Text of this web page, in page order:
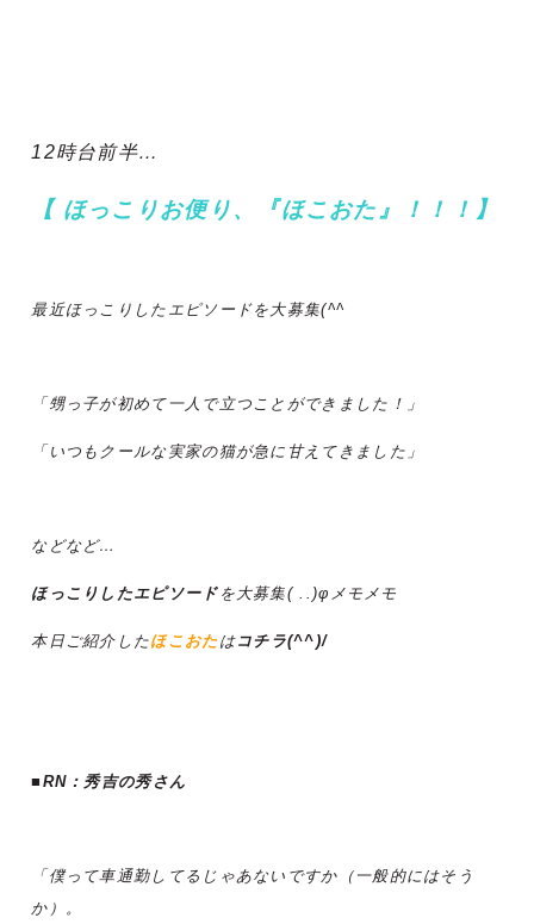
12時台前半…
【 ほっこりお便り、『ほこおた』！！！】
最近ほっこりしたエピソードを大募集(^^ゞ
「甥っ子が初めて一人で立つことができました！」
「いつもクールな実家の猫が急に甘えてきました」
などなど…
ほっこりしたエピソード を大募集( ..)φメモメモ
本日ご紹介したほこおたはコチラ(^^)/
■RN：秀吉の秀さん
「僕って車通勤してるじゃあないですか（一般的にはそう
か）。